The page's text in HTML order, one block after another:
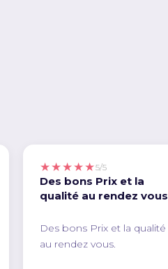
★★★★★5/5
Des bons Prix et la
qualité au rendez vous
Des bons Prix et la qualité
au rendez vous.